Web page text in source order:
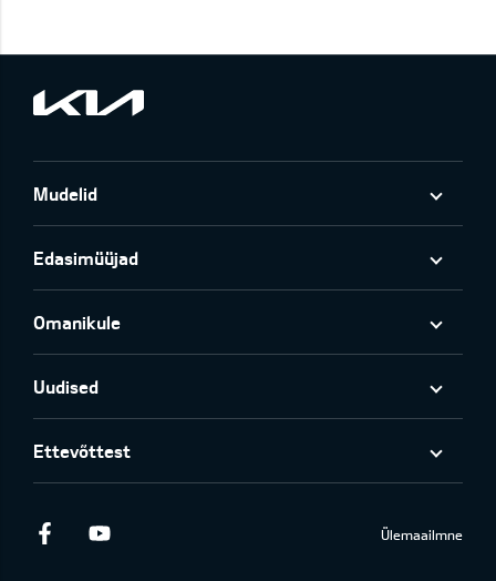
Mudelid
Edasimüüjad
Omanikule
Uudised
Ettevõttest
Facebook Ülemaailmne